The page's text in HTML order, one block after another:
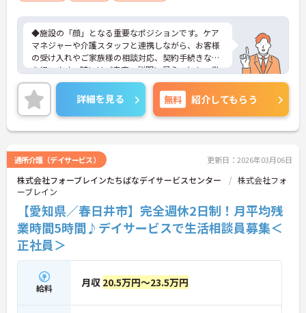
◆施設の「顔」となる重要なポジションです。ケア
マネジャーや介護スタッフと連携しながら、お客様
の受け入れやご家族様の相談対応、契約手続きなど
を行います。時にはご自宅へ説明に伺うことも。業
務の幅は広いですが、その分、お客様の「困った」
に寄り添い、解決できた時の喜びはひとしおです。
親身な対応ができるあなたを、スタッフみんなが待
っています。
◆年間休日は117日以上あり、シフト制ですが希望
しいポイントです。有給休暇は1時間単位で取得でき
るので、「ちょっと用事を済ませたい」という時に
も便利。オンとオフを上手に切り替えて、自分らし
い働き方が実現できます。
◆タブレット端末を活用した介護記録システムを導
入♪スタッフ同士の情報共有もスムーズになり、
「ご利用者様と向き合う時間が増えた」と現場でも
好評です。効率よく働けます。
詳細を見る 無料 紹介してもらう
通所介護（デイサービス） 更新日：2026年03月06日
株式会社フォーブレインたちばなデイサービスセンター
株式会社フォ
ーブレイン
【愛知県／春日井市】完全週休2日制！月平均残
業時間5時間♪デイサービスで生活相談員募集＜
正社員＞
給料 月収 20.5万円～23.5万円